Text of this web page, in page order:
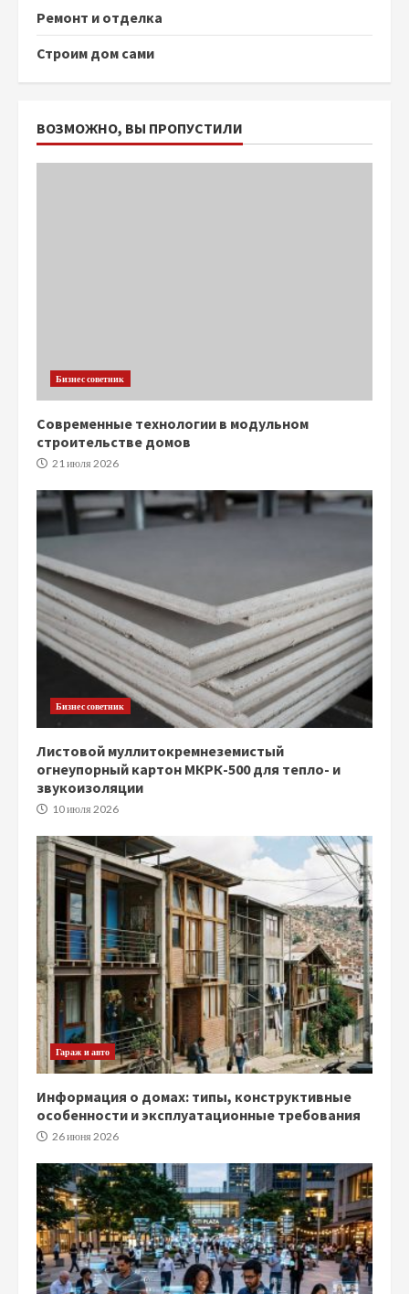
Ремонт и отделка
Строим дом сами
ВОЗМОЖНО, ВЫ ПРОПУСТИЛИ
Бизнес советник
Современные технологии в модульном
строительстве домов
21 июля 2026
Бизнес советник
Листовой муллитокремнеземистый
огнеупорный картон МКРК-500 для тепло- и
звукоизоляции
10 июля 2026
Гараж и авто
Информация о домах: типы, конструктивные
особенности и эксплуатационные требования
26 июня 2026